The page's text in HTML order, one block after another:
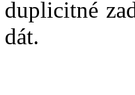
duplicitné
dát.